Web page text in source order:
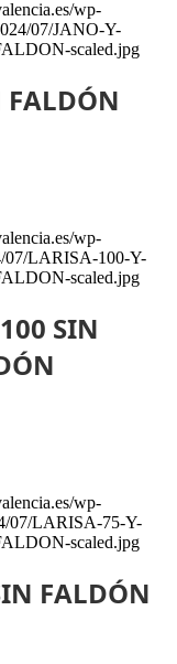
FALDÓN
SIN
FALDÓN